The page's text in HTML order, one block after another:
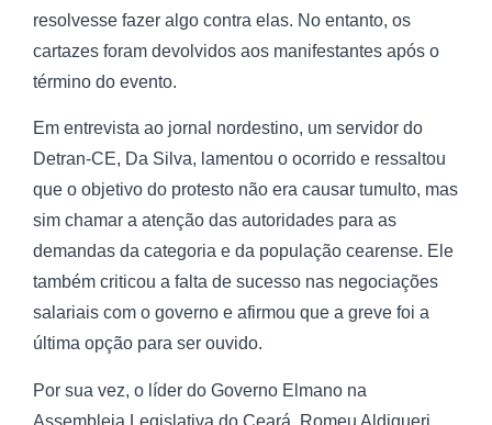
resolvesse fazer algo contra elas. No entanto, os
cartazes foram devolvidos aos manifestantes após o
término do evento.
Em entrevista ao jornal nordestino, um servidor do
Detran-CE, Da Silva, lamentou o ocorrido e ressaltou
que o objetivo do protesto não era causar tumulto, mas
sim chamar a atenção das autoridades para as
demandas da categoria e da população cearense. Ele
também criticou a falta de sucesso nas negociações
salariais com o governo e afirmou que a greve foi a
última opção para ser ouvido.
Por sua vez, o líder do Governo Elmano na
Assembleia Legislativa do Ceará, Romeu Aldigueri,